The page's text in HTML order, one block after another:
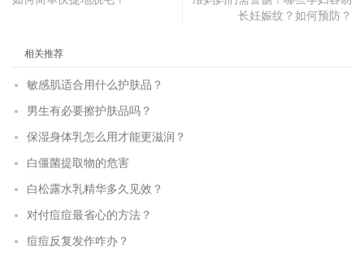
长妊娠纹？如何预防？
相关推荐
敏感肌适合用什么护肤品？
男生有必要擦护肤品吗？
保湿身体乳怎么用才能更滋润？
白僵菌提取物的危害
白松露水乳精华多久见效？
对付痘痘最省心的方法？
痘痘反复发作咋办？